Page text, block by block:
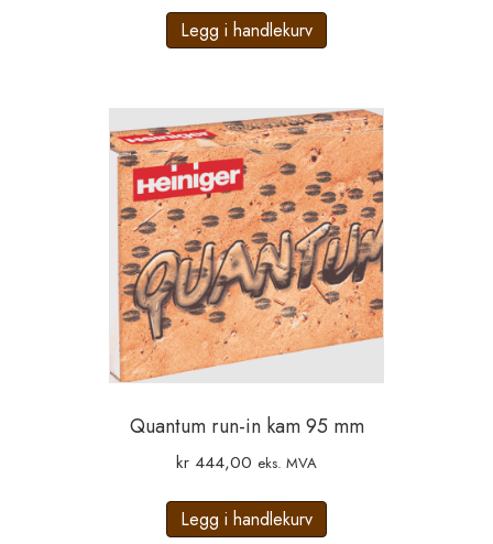
Legg i handlekurv
Quantum run-in kam 95 mm
kr 444,00 eks. MVA
Legg i handlekurv